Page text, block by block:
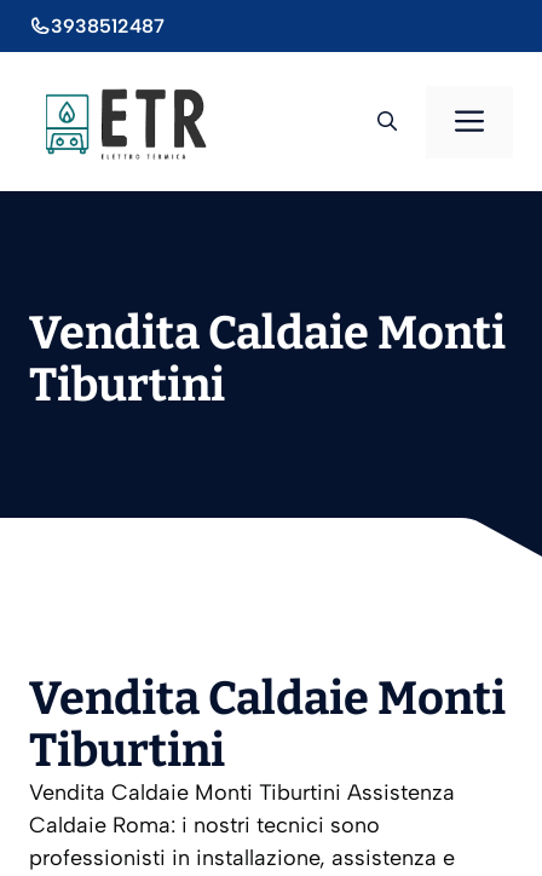
al
3938512487
Vendita Caldaie Monti
Tiburtini
Vendita Caldaie Monti
Tiburtini
Vendita Caldaie Monti Tiburtini Assistenza
Caldaie Roma: i nostri tecnici sono
professionisti in installazione, assistenza e